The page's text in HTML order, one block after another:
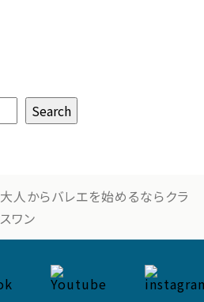
Search
大人からバレエを始めるならクラ
スワン